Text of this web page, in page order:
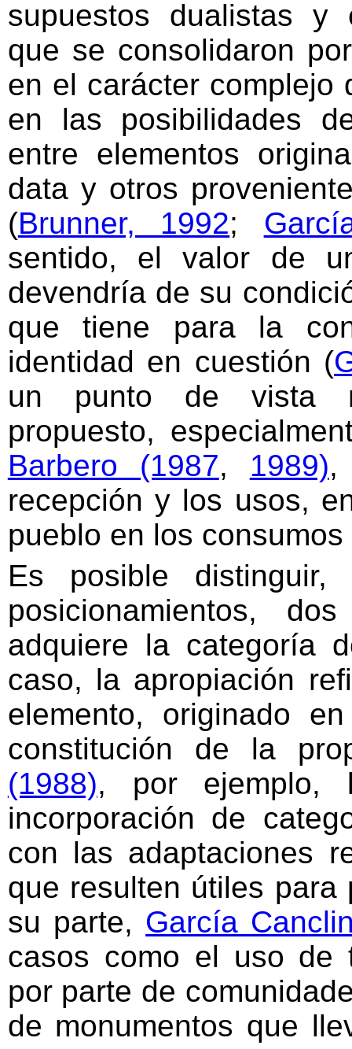
supuestos dualistas y
que se consolidaron
en el carácter complejo
en las posibilidades
entre elementos
data y otros
(Brunner, 1992;
sentido, el valor de
devendría de su
que tiene para la
identidad en cuestión (
un punto de vista
propuesto,
Barbero (1987, 1989),
recepción y los usos,
pueblo en los
Es posible
posicionamientos,
adquiere la categoría
caso, la apropiación
elemento, originado
constitución de la
(1988), por ejemplo,
incorporación de
con las adaptaciones
que resulten útiles
su parte, García
casos como el uso de
por parte de
de monumentos que